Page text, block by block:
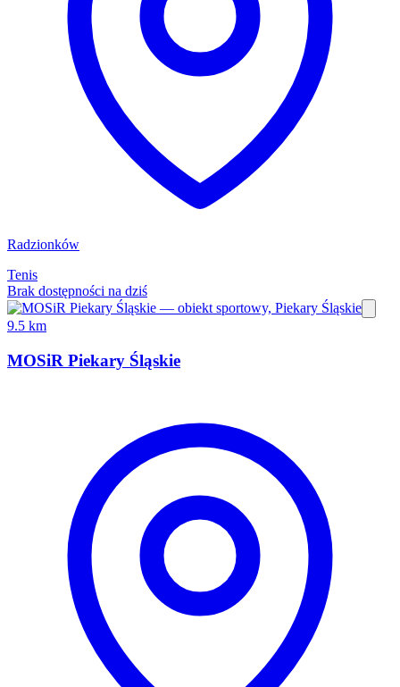
Radzionków
Tenis
Brak dostępności na dziś
9.5 km
MOSiR Piekary Śląskie